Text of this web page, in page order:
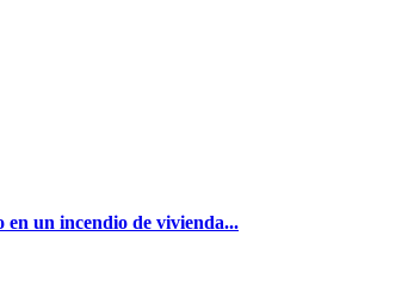
en un incendio de vivienda...